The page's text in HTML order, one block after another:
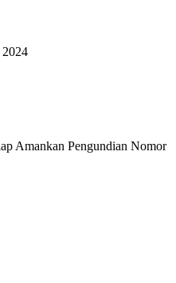
2024
Amankan Pengundian Nomor